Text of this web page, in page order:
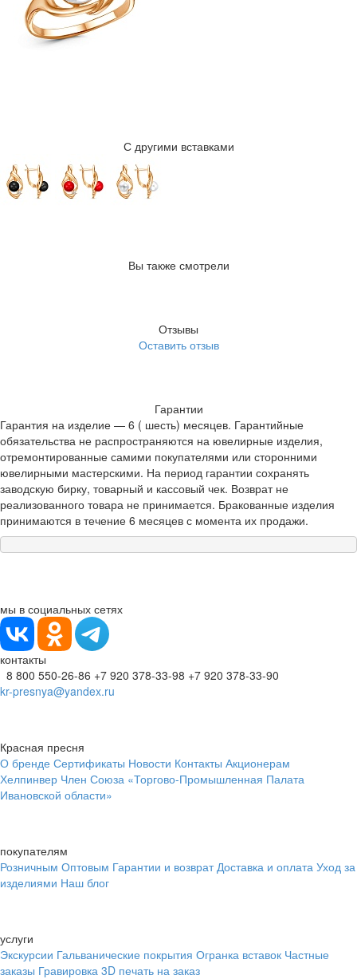
С другими вставками
Вы также смотрели
Отзывы
Оставить отзыв
Гарантии
Гарантия на изделие — 6 ( шесть) месяцев. Гарантийные
обязательства не распространяются на ювелирные изделия,
отремонтированные самими покупателями или сторонними
ювелирными мастерскими. На период гарантии сохранять
заводскую бирку, товарный и кассовый чек. Возврат не
реализованного товара не принимается. Бракованные изделия
принимаются в течение 6 месяцев с момента их продажи.
мы в социальных сетях
контакты
8 800 550-26-86 +7 920 378-33-98 +7 920 378-33-90
kr-presnya@yandex.ru
Красная пресня
О бренде Сертификаты Новости Контакты Акционерам
Хелпинвер Член Союза «Торгово-Промышленная Палата
Ивановской области»
покупателям
Розничным Оптовым Гарантии и возврат Доставка и оплата Уход за
изделиями Наш блог
услуги
Экскурсии Гальванические покрытия Огранка вставок Частные
заказы Гравировка 3D печать на заказ